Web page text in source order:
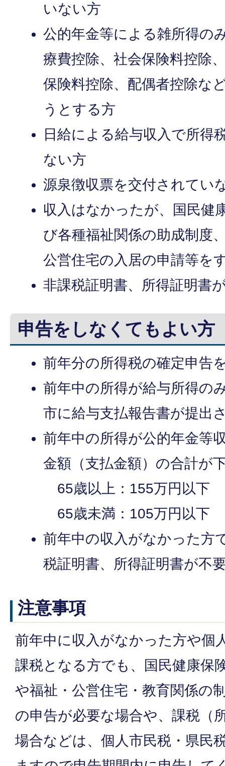
いない方
公的年金等による雑所得の
療費控除、社会保険料控除
保険料控除、配偶者控除な
うとする方
日給による給与収入で所得
ない方
源泉徴収票を交付されてい
収入はなかったが、国民健
び各種福祉関係の助成制度
公営住宅の入居の申請等を
非課税証明書、所得証明書
申告をしなくてもよい方
前年分の所得税の確定申告
前年中の所得が給与所得の
市に給与支払報告書が提出
前年中の所得が公的年金等
金額（支払金額）の合計が
65歳以上：155万円以下
65歳未満：105万円以下
前年中の収入がなかった方
税証明書、所得証明書が不
注意事項
前年中に収入がなかった方や個
課税となる方でも、国民健康保
や福祉・公営住宅・教育関係の
の申告が必要な場合や、課税（
場合などは、個人市民税・県民